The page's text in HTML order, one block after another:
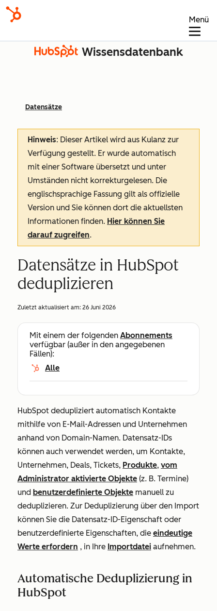
Menü
Wissensdatenbank
Datensätze
Hinweis: Dieser Artikel wird aus Kulanz zur
Verfügung gestellt. Er wurde automatisch
mit einer Software übersetzt und unter
Umständen nicht korrekturgelesen. Die
englischsprachige Fassung gilt als offizielle
Version und Sie können dort die aktuellsten
Informationen finden. Hier können Sie
darauf zugreifen.
Datensätze in HubSpot
deduplizieren
Zuletzt aktualisiert am: 26 Juni 2026
Mit einem der folgenden Abonnements
verfügbar (außer in den angegebenen
Fällen):
Alle
HubSpot dedupliziert automatisch Kontakte
mithilfe von E-Mail-Adressen und Unternehmen
anhand von Domain-Namen. Datensatz-IDs
können auch verwendet werden, um Kontakte,
Unternehmen, Deals, Tickets, Produkte, vom
Administrator aktivierte Objekte (z. B. Termine)
und benutzerdefinierte Objekte manuell zu
deduplizieren. Zur Deduplizierung über den Import
können Sie die Datensatz-ID-Eigenschaft oder
benutzerdefinierte Eigenschaften, die eindeutige
Werte erfordern , in Ihre Importdatei aufnehmen.
Automatische Deduplizierung in
HubSpot